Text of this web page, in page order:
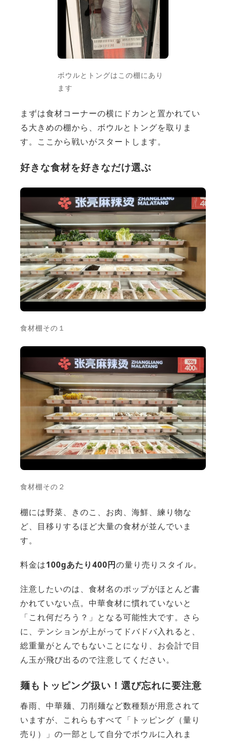
ボウルとトングはこの棚にあり
ます
まずは食材コーナーの横にドカンと置かれてい
る大きめの棚から、ボウルとトングを取りま
す。ここから戦いがスタートします。
好きな食材を好きなだけ選ぶ
食材棚その１
食材棚その２
棚には野菜、きのこ、お肉、海鮮、練り物な
ど、目移りするほど大量の食材が並んでいま
す。
料金は100gあたり400円の量り売りスタイル。
注意したいのは、食材名のポップがほとんど書
かれていない点。中華食材に慣れていないと
「これ何だろう？」となる可能性大です。さら
に、テンションが上がってドバドバ入れると、
総重量がとんでもないことになり、お会計で目
ん玉が飛び出るので注意してください。
麺もトッピング扱い！選び忘れに要注意
春雨、中華麺、刀削麺など数種類が用意されて
いますが、これらもすべて「トッピング（量り
売り）」の一部として自分でボウルに入れま